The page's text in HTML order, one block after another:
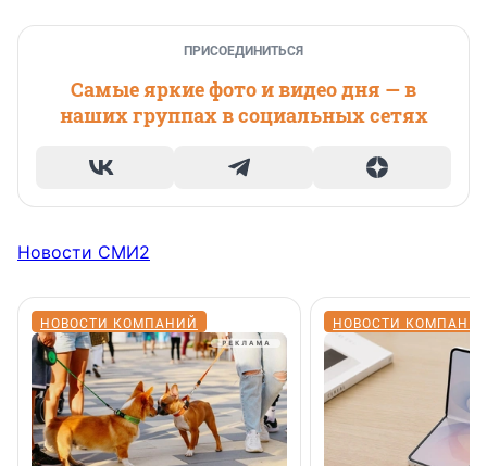
ПРИСОЕДИНИТЬСЯ
Самые яркие фото и видео дня — в
наших группах в социальных сетях
Новости СМИ2
НОВОСТИ КОМПАНИЙ НОВОСТИ